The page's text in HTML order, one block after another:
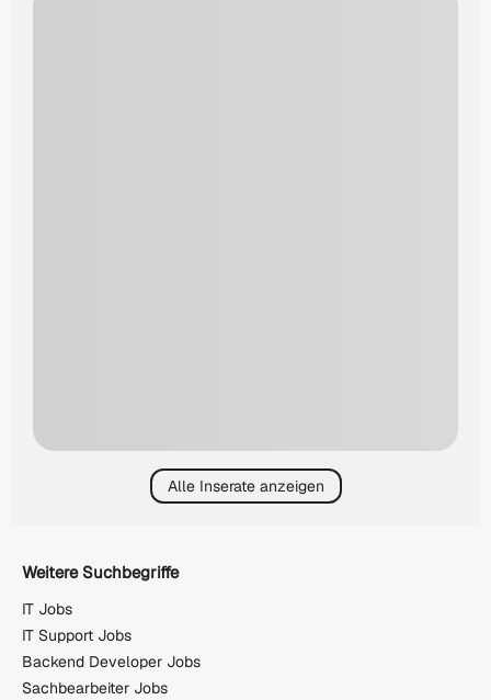
Alle Inserate anzeigen
Weitere Suchbegriffe
IT Jobs
IT Support Jobs
Backend Developer Jobs
Sachbearbeiter Jobs